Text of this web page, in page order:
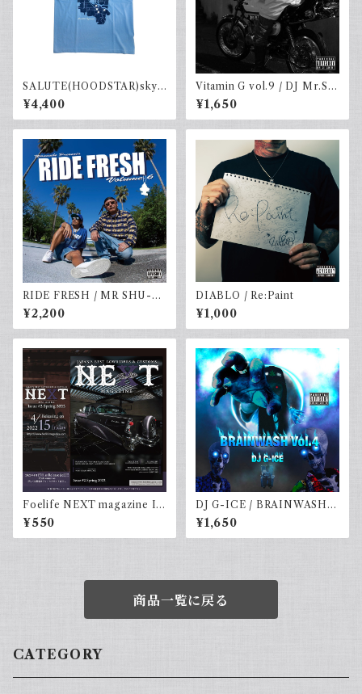
SALUTE(HOODSTAR)sky.b
×navy
¥4,400
Vitamin G vol.9 / DJ Mr.SH
U-G
¥1,650
RIDE FRESH / MR SHU-G
& DJ☆GO
¥2,200
DIABLO / Re:Paint
¥1,000
Foelife NEXT magazine Is
sue #2
¥550
DJ G-ICE / BRAINWASH V
ol.4
¥1,650
商品一覧に戻る
CATEGORY